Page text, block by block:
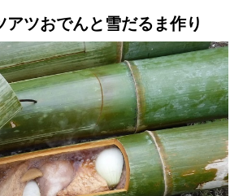
ツおでんと雪だるま作り